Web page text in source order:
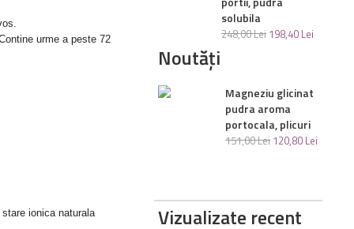
urme a peste 72
ionica naturala
solubila
248,00Lei 198,40 Lei
Noutăți
Magneziu glicinat
pudra aroma
portocala, plicuri
151,00Lei 120,80 Lei
Vizualizate recent